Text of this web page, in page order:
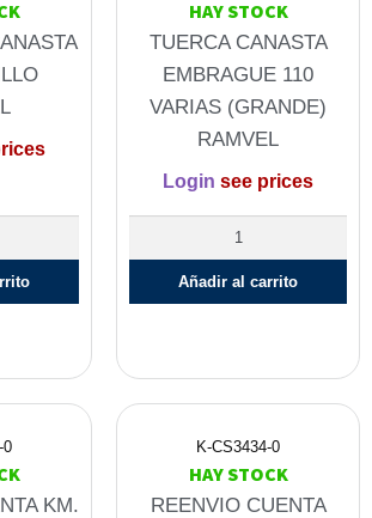
HAY STOCK
TUERCA CANASTA
EMBRAGUE 110
VARIAS (GRANDE)
RAMVEL
Login see prices
Añadir al carrito
0
KM.
K-CS3434-0
HAY STOCK
REENVIO CUENTA